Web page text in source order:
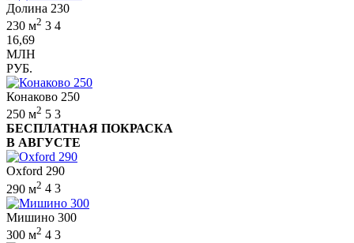
Долина 230
230 м2 3 4
16,69
МЛН
РУБ.
Конаково 250
250 м2 5 3
БЕСПЛАТНАЯ ПОКРАСКА
В АВГУСТЕ
Oxford 290
290 м2 4 3
Мишино 300
300 м2 4 3